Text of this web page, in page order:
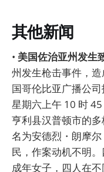
其他新闻
• 美国佐治亚州发生
州发生枪击事件，
国哥伦比亚广播公
星期六上午 10 时
亨利县汉普顿市的
名为安德烈・朗摩
民，作案动机不明
成年女子，四人在